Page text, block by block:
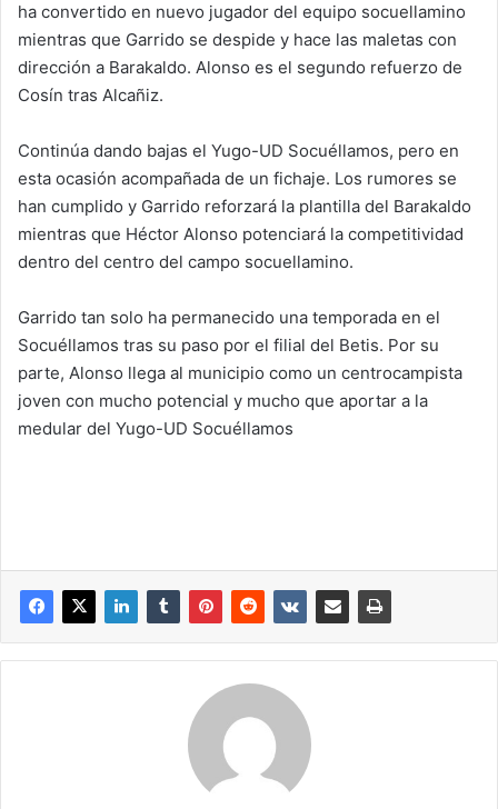
ha convertido en nuevo jugador del equipo socuellamino
mientras que Garrido se despide y hace las maletas con
dirección a Barakaldo. Alonso es el segundo refuerzo de
Cosín tras Alcañiz.
Continúa dando bajas el Yugo-UD Socuéllamos, pero en
esta ocasión acompañada de un fichaje. Los rumores se
han cumplido y Garrido reforzará la plantilla del Barakaldo
mientras que Héctor Alonso potenciará la competitividad
dentro del centro del campo socuellamino.
Garrido tan solo ha permanecido una temporada en el
Socuéllamos tras su paso por el filial del Betis. Por su
parte, Alonso llega al municipio como un centrocampista
joven con mucho potencial y mucho que aportar a la
medular del Yugo-UD Socuéllamos